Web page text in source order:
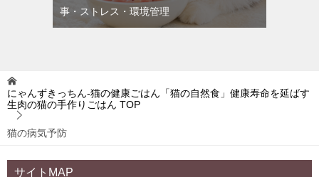
事・ストレス・環境管理
にゃんずきっちん‐猫の健康ごはん「猫の自然食」健康寿命を延ばす
生肉の猫の手作りごはん TOP
猫の病気予防
サイトMAP